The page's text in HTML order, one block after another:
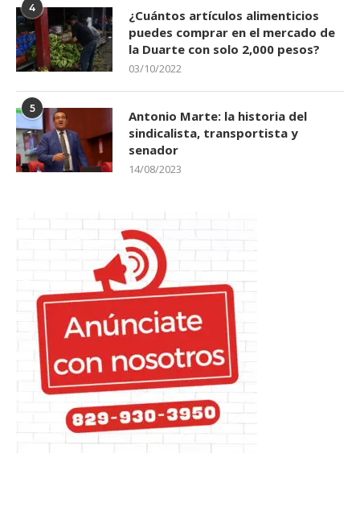
4
¿Cuántos artículos alimenticios
puedes comprar en el mercado de
la Duarte con solo 2,000 pesos?
03/10/2022
5
Antonio Marte: la historia del
sindicalista, transportista y
senador
14/08/2023